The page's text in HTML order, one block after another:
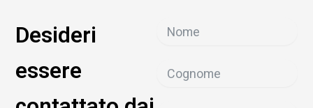
Desideri
essere